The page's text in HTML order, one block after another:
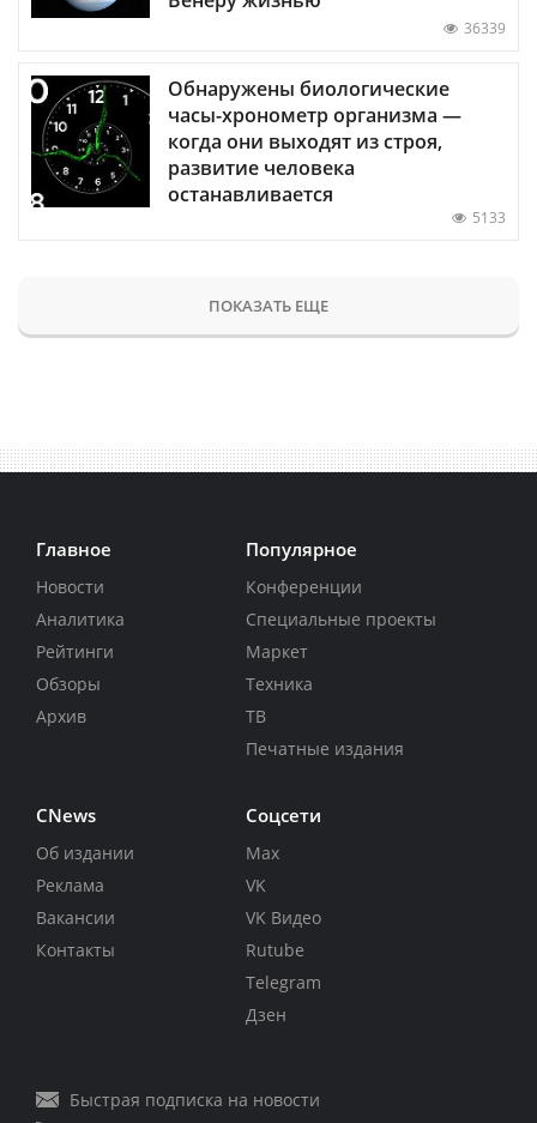
36339
Обнаружены биологические
часы-хронометр организма —
когда они выходят из строя,
развитие человека
останавливается
5133
ПОКАЗАТЬ ЕЩЕ
Главное
Новости
Аналитика
Рейтинги
Обзоры
Архив
Популярное
Конференции
Специальные проекты
Маркет
Техника
ТВ
Печатные издания
CNews
Об издании
Реклама
Вакансии
Контакты
Соцсети
Max
VK
VK Видео
Rutube
Telegram
Дзен
Быстрая подписка на новости